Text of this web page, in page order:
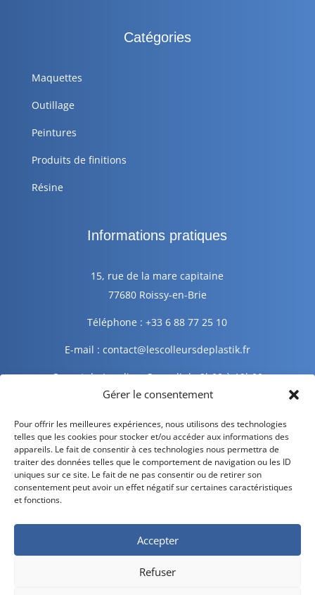
Gérer le consentement
Pour offrir les meilleures expériences, nous utilisons des technologies
telles que les cookies pour stocker et/ou accéder aux informations des
appareils. Le fait de consentir à ces technologies nous permettra de
traiter des données telles que le comportement de navigation ou les ID
uniques sur ce site. Le fait de ne pas consentir ou de retirer son
consentement peut avoir un effet négatif sur certaines caractéristiques
et fonctions.
Accepter
Refuser
Catégories
Maquettes
Outillage
Peintures
Produits de finitions
Résine
Informations pratiques
15, rue de la mare capitaine
77680 Roissy-en-Brie
Téléphone : +33 6 88 77 25 10
E-mail : contact@lescolleursdeplastik.fr
Ouvert du Lundi au Samedi de 9h00 à 19h00
Informations légales
Mentions légales
Politique de confidentialité